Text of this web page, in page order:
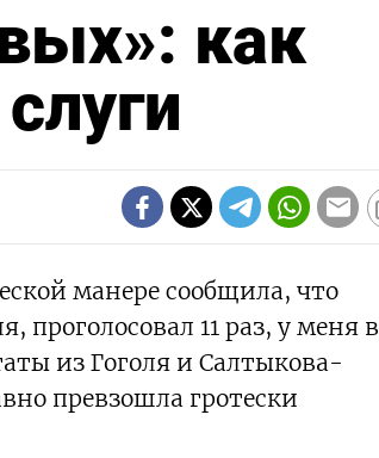
как
манере сообщила, что
проголосовал 11 раз, у меня в
из Гоголя и Салтыкова-
превзошла гротески